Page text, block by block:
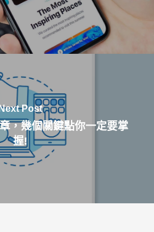
Post
，幾個關鍵點你一定要掌
握!